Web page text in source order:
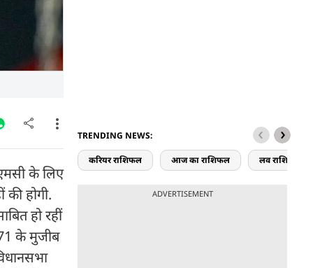
के लिए
होगी.
हो रहीं
के मुजीब
TRENDING NEWS:
करियर राशिफल आज का राशिफल लव राशिफल
ADVERTISEMENT